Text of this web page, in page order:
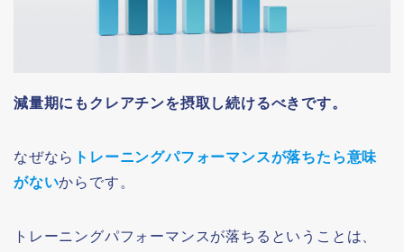
減量期にもクレアチンを摂取し続けるべきです。
なぜなら トレーニングパフォーマンスが落ちたら意味
がないからです。
トレーニングパフォーマンスが落ちるということは、